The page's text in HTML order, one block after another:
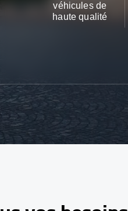
véhicules de
haute qualité